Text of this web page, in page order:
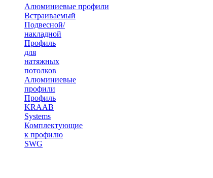
Алюминиевые профили
Встраиваемый
Подвесной/
накладной
Профиль
для
натяжных
потолков
Алюминиевые
профили
Профиль
KRAAB
Systems
Комплектующие
к профилю
SWG